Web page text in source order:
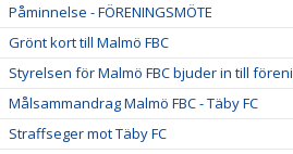
Påminnelse - FÖRENINGSMÖTE
Grönt kort till Malmö FBC
Styrelsen för Malmö FBC bjuder in till
Målsammandrag Malmö FBC - Täby FC
Straffseger mot Täby FC